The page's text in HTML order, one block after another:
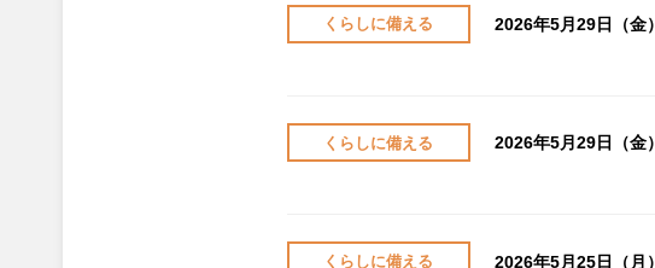
くらしに備える 2026年5月29日（金）
くらしに備える 2026年5月29日（金）
くらしに備える 2026年5月25日（月）